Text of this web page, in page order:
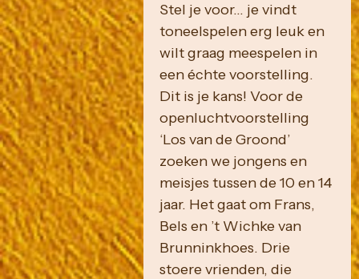
Stel je voor… je vindt
toneelspelen erg leuk en
wilt graag meespelen in
een échte voorstelling.
Dit is je kans! Voor de
openluchtvoorstelling
‘Los van de Groond’
zoeken we jongens en
meisjes tussen de 10 en 14
jaar. Het gaat om Frans,
Bels en ’t Wichke van
Brunninkhoes. Drie
stoere vrienden, die